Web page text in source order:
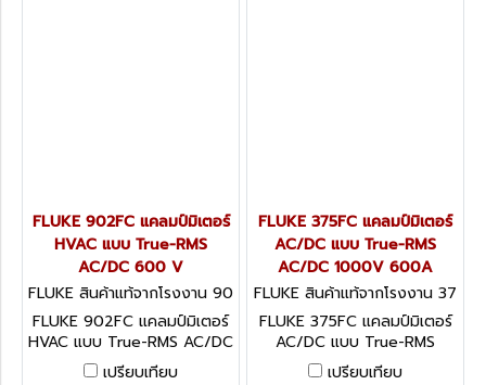
FLUKE 902FC แคลมป์มิเตอร์
HVAC แบบ True-RMS
AC/DC 600 V
FLUKE สินค้าแท้จากโรงงาน 90
2FC
FLUKE 902FC แคลมป์มิเตอร์
HVAC แบบ True-RMS AC/DC
600 V
เปรียบเทียบ
FLUKE 375FC แคลมป์มิเตอร์
AC/DC แบบ True-RMS
AC/DC 1000V 600A
FLUKE สินค้าแท้จากโรงงาน 37
5FC
FLUKE 375FC แคลมป์มิเตอร์
AC/DC แบบ True-RMS
AC/DC 1000V 600A
เปรียบเทียบ